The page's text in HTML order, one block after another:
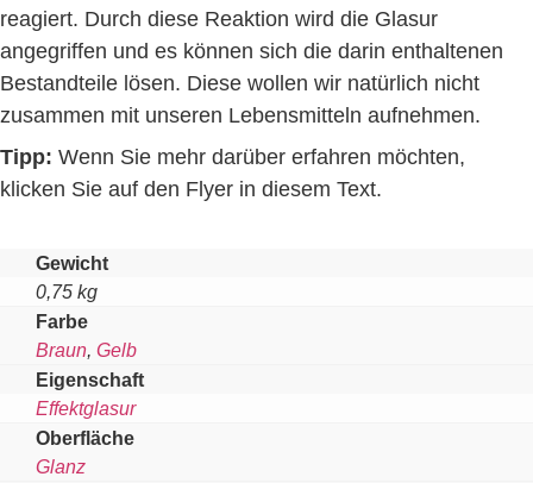
reagiert. Durch diese Reaktion wird die Glasur
angegriffen und es können sich die darin enthaltenen
Bestandteile lösen. Diese wollen wir natürlich nicht
zusammen mit unseren Lebensmitteln aufnehmen.
Tipp: Wenn Sie mehr darüber erfahren möchten,
klicken Sie auf den Flyer in diesem Text.
Gewicht
0,75 kg
Farbe
Braun Gelb
Eigenschaft
Effektglasur
Oberfläche
Glanz